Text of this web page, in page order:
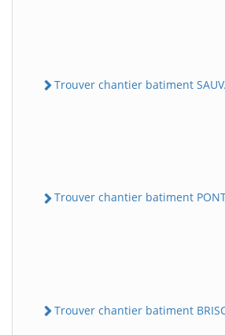
Trouver chantier batiment
Trouver chantier batiment
Trouver chantier batiment